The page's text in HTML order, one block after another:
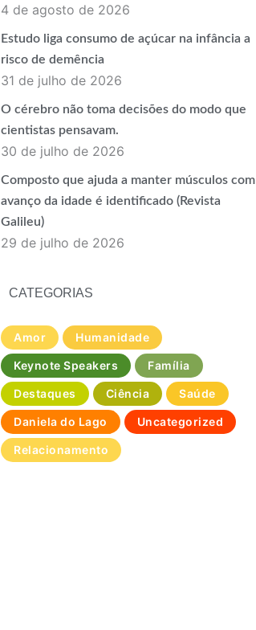
4 de agosto de 2026
Estudo liga consumo de açúcar na infância a
risco de demência
31 de julho de 2026
O cérebro não toma decisões do modo que
cientistas pensavam.
30 de julho de 2026
Composto que ajuda a manter músculos com
avanço da idade é identificado (Revista
Galileu)
29 de julho de 2026
CATEGORIAS
Amor Humanidade
Keynote Speakers Família
Destaques Ciência Saúde
Daniela do Lago Uncategorized
Relacionamento